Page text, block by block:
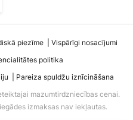
piezīme
Vispārīgi nosacījumi
politika
Pareiza spuldžu iznīcināšana
mazumtirdzniecības cenai.
izmaksas nav iekļautas.